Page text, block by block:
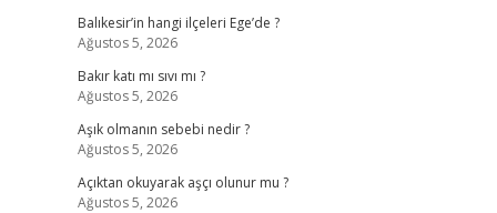
Balıkesir’in hangi ilçeleri Ege’de ?
Ağustos 5, 2026
Bakır katı mı sıvı mı ?
Ağustos 5, 2026
Aşık olmanın sebebi nedir ?
Ağustos 5, 2026
Açıktan okuyarak aşçı olunur mu ?
Ağustos 5, 2026